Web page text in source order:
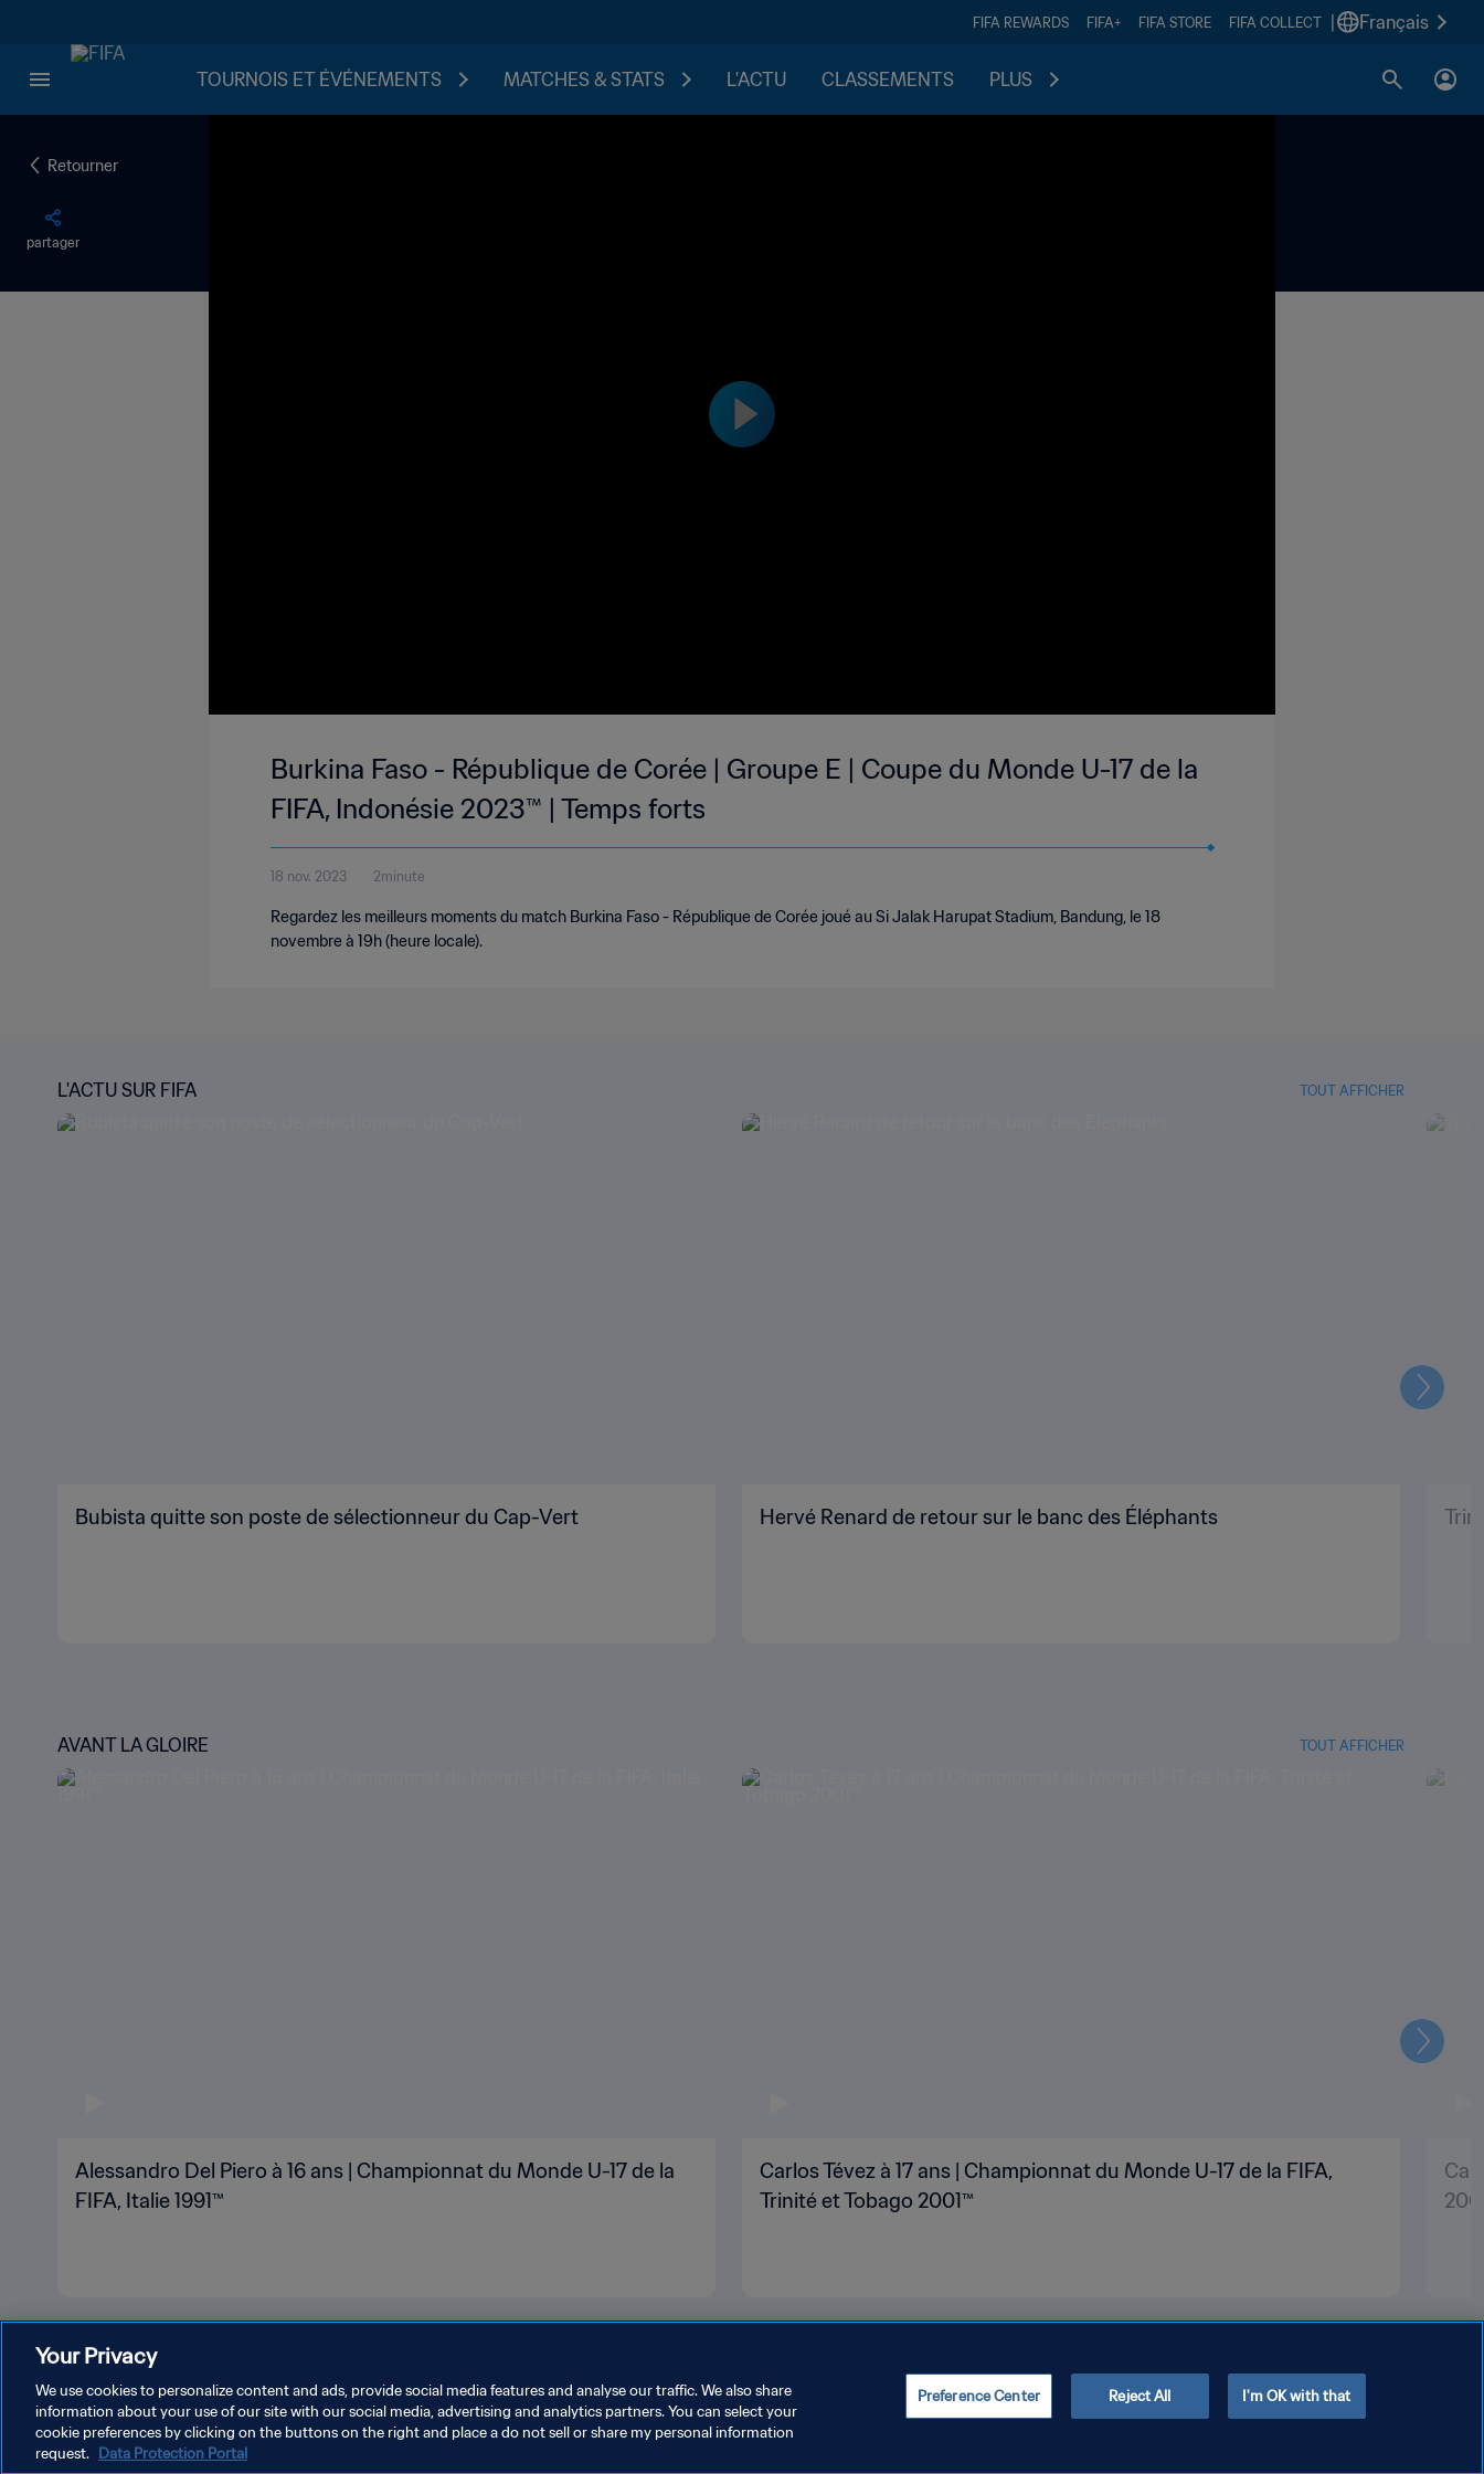
FIFA REWARDS FIFA+ FIFA STORE FIFA COLLECT Français
TOURNOIS ET ÉVÉNEMENTS MATCHES & STATS L'ACTU CLASSEMENTS PLUS
Retourner
partager
Burkina Faso - République de Corée | Groupe E | Coupe du Monde U-17 de la
FIFA, Indonésie 2023™ | Temps forts
18 nov. 2023 2minute
Regardez les meilleurs moments du match Burkina Faso - République de Corée joué au Si Jalak Harupat Stadium, Bandung, le 18
novembre à 19h (heure locale).
L'ACTU SUR FIFA TOUT AFFICHER
Bubista quitte son poste de sélectionneur du Cap-Vert Hervé Renard de retour sur le banc des Éléphants
Suivant
AVANT LA GLOIRE TOUT AFFICHER
Alessandro Del Piero à 16 ans | Championnat du Monde U-17 de la
FIFA, Italie 1991™
Carlos Tévez à 17 ans | Championnat du Monde U-17 de la FIFA,
Trinité et Tobago 2001™
Suivant
POLITIQUE DE CONFIDENTIALITÉ
Your Privacy
We use cookies to personalize content and ads, provide social media features and analyse our traffic. We also share
information about your use of our site with our social media, advertising and analytics partners. You can select your
cookie preferences by clicking on the buttons on the right and place a do not sell or share my personal information
request. Data Protection Portal
Preference Center Reject All I'm OK with that